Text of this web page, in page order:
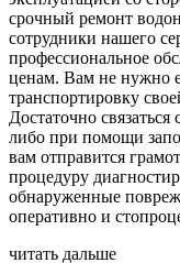
срочный ремонт
сотрудники нашего
профессиональное
ценам. Вам не нужно
транспортировку
Достаточно
либо при помощи
вам отправится
процедуру
обнаруженные
оперативно и
читать дальше